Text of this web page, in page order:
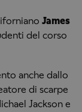
James
del corso
anche dallo
di scarpe
Jackson e